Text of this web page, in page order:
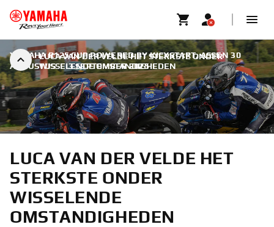
LUCA VAN DER VELDE HET STERKSTE ONDER
WISSELENDE OMSTANDIGHEDEN
YAMAHA R125 CUP POWERED BY KICXSTART, ASSEN 30
AUGUSTUS | 3 SEPTEMBER 2025
LUCA VAN DER VELDE HET
STERKSTE ONDER
WISSELENDE
OMSTANDIGHEDEN